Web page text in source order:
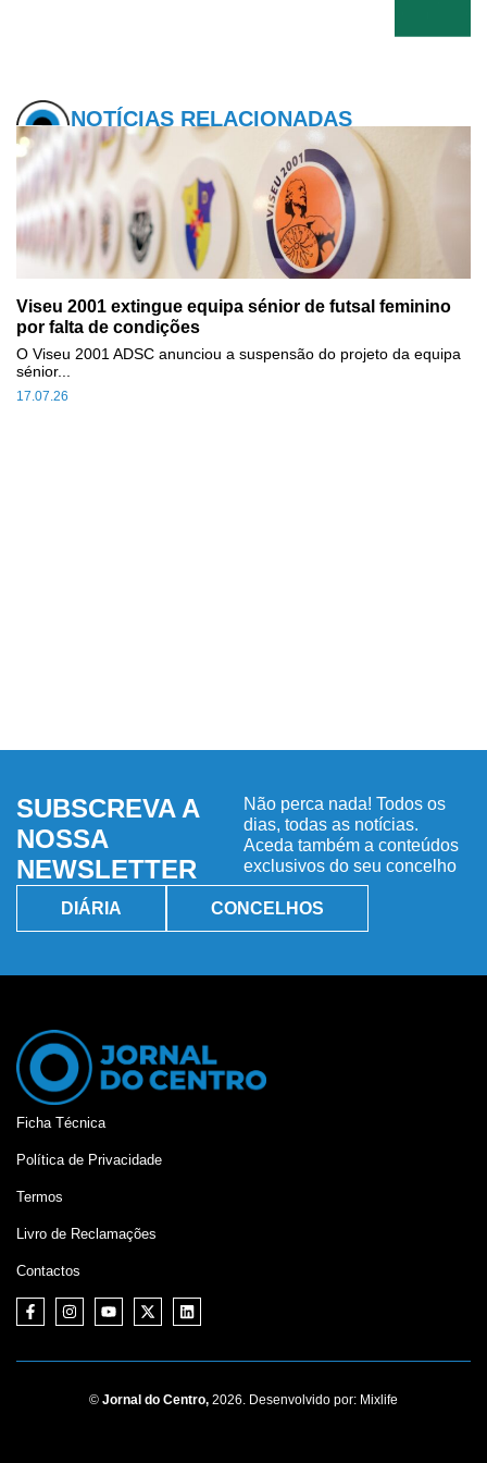
NOTÍCIAS RELACIONADAS
Viseu 2001 extingue equipa sénior de futsal feminino
por falta de condições
17.07.26
O Viseu 2001 ADSC anunciou a suspensão do projeto da equipa
sénior...
SUBSCREVA A
NOSSA
NEWSLETTER
Não perca nada! Todos os
dias, todas as notícias.
Aceda também a conteúdos
exclusivos do seu concelho
DIÁRIA CONCELHOS
Ficha Técnica
Política de Privacidade
Termos
Livro de Reclamações
Contactos
© Jornal do Centro, 2026. Desenvolvido por: Mixlife